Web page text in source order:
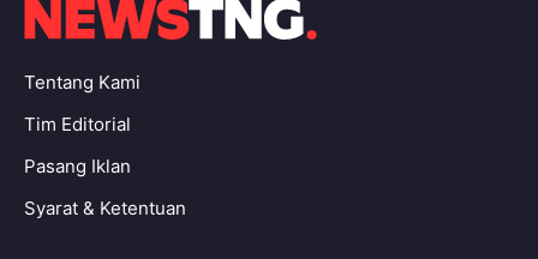
Tentang Kami
Tim Editorial
Pasang Iklan
Syarat & Ketentuan